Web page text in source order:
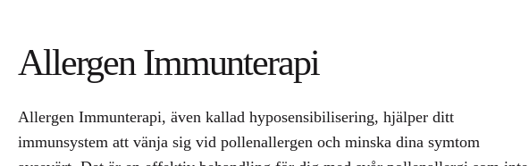
Allergen Immunterapi
Allergen Immunterapi, även kallad hyposensibilisering, hjälper ditt
immunsystem att vänja sig vid pollenallergen och minska dina symtom